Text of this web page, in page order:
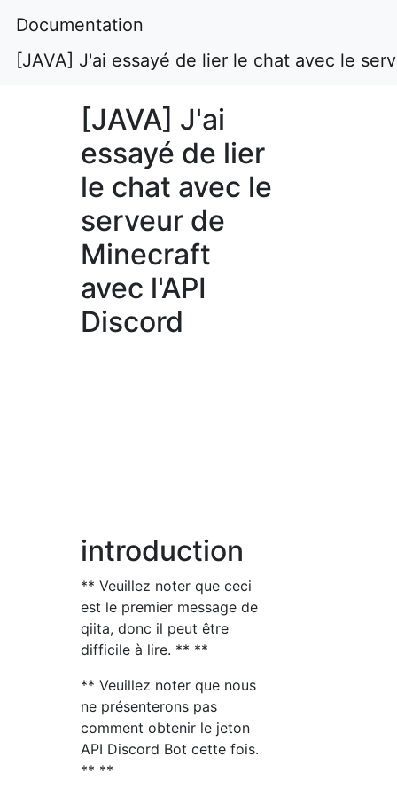
Documentation
[JAVA] J'ai essayé de lier le chat avec le
[JAVA] J'ai
essayé de lier
le chat avec le
serveur de
Minecraft
avec l'API
Discord
introduction
** Veuillez noter que ceci
est le premier message de
qiita, donc il peut être
difficile à lire. ** **
** Veuillez noter que nous
ne présenterons pas
comment obtenir le jeton
API Discord Bot cette fois.
** **